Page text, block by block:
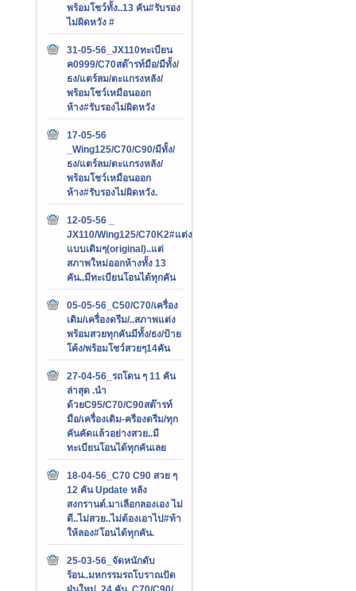
พร้อมโชว์ทั้ง..13 คัน#รับรอง
ไม่ผิดหวัง #
31-05-56_JX110ทะเบียน
ค0999/C70สต๊ารท์มือ/มีทั้ง/
ธง/แตร์ลม/ตะแกรงหลัง/
พร้อมโชว์เหมือนออก
ห้าง#รับรองไม่ผิดหวัง
17-05-56
_Wing125/C70/C90/มีทั้ง/
ธง/แตร์ลม/ตะแกรงหลัง/
พร้อมโชว์เหมือนออก
ห้าง#รับรองไม่ผิดหวัง.
12-05-56 _
JX110/Wing125/C70K2#แต่ง
แบบเดิมๆ(original)..แต่
สภาพใหม่ออกห้างทั้ง 13
คัน..มีทะเบียนโอนได้ทุกคัน
05-05-56_C50/C70/เครื่อง
เดิม/เครื่องดรีม/..สภาพแต่ง
พร้อมสวยทุกคันมีทั้ง/ธง/ป้าย
โค้ง/พร้อมโชว์สวยๆ14คัน
27-04-56_รถโดน ๆ 11 คัน
ล่าสุด .นำ
ด้วยC95/C70/C90สต๊ารท์
มือ/เครื่องเดิม-ครืองดรีม/ทุก
คันคัดแล้วอย่างสวย..มี
ทะเบียนโอนได้ทุกคันเลย
18-04-56_C70 C90 สวย ๆ
12 คัน Update หลัง
สงกรานต์.มาเลือกลองเอง ไม่
ดี..ไม่สวย..ไม่ต้องเอาไป#ท้า
ให้ลอง#โอนได้ทุกคัน.
25-03-56_จัดหนักดับ
ร้อน..มหกรรมรถโบราณปัด